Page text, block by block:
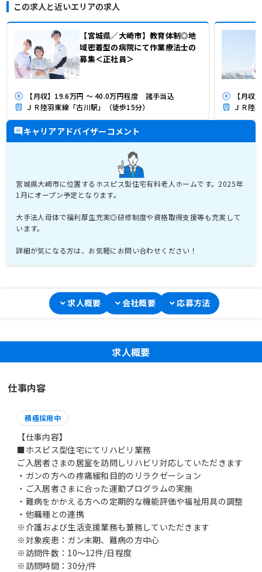
この求人と近いエリアの求人
【宮城県／大崎市】教育体制◎地
域密着型の病院にて作業療法士の
募集＜正社員＞
【月収】19.6万円 ～ 40.0万円程度 諸手当込
ＪＲ陸羽東線「古川駅」（徒歩15分）
【月収
ＪＲ陸
キャリアアドバイザーコメント
宮城県大崎市に位置するホスピス型住宅有料老人ホームです。2025年
1月にオープン予定となります。
大手法人母体で福利厚生充実◎研修制度や資格取得支援等も充実して
います。
詳細が気になる方は、お気軽にお問い合わせください！
求人概要 会社概要 応募方法
求人概要
仕事内容
積極採用中
【仕事内容】
■ホスピス型住宅にてリハビリ業務
ご入居者さまの居室を訪問しリハビリ対応していただきます
・ガンの方への疼痛緩和目的のリラクゼーション
・ご入居者さまに合った運動プログラムの実施
・難病をかかえる方への定期的な機能評価や福祉用具の調整
・他職種との連携
※介護および生活支援業務も兼務していただきます
※対象疾患：ガン末期、難病の方中心
※訪問件数：10～12件/日程度
※訪問時間：30分/件